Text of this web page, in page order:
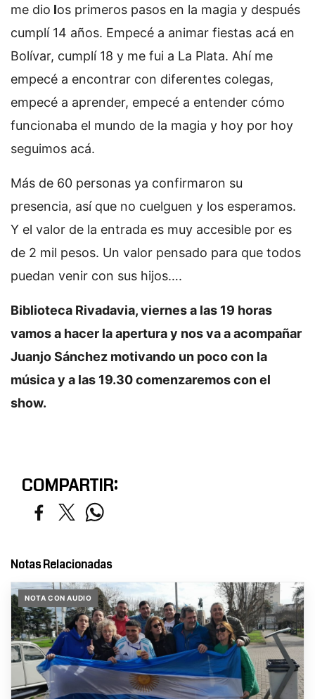
me dio los primeros pasos en la magia y después
cumplí 14 años. Empecé a animar fiestas acá en
Bolívar, cumplí 18 y me fui a La Plata. Ahí me
empecé a encontrar con diferentes colegas,
empecé a aprender, empecé a entender cómo
funcionaba el mundo de la magia y hoy por hoy
seguimos acá.
Más de 60 personas ya confirmaron su
presencia, así que no cuelguen y los esperamos.
Y el valor de la entrada es muy accesible por es
de 2 mil pesos. Un valor pensado para que todos
puedan venir con sus hijos….
Biblioteca Rivadavia, viernes a las 19 horas
vamos a hacer la apertura y nos va a acompañar
Juanjo Sánchez motivando un poco con la
música y a las 19.30 comenzaremos con el
show.
COMPARTIR:
Notas Relacionadas
NOTA CON AUDIO